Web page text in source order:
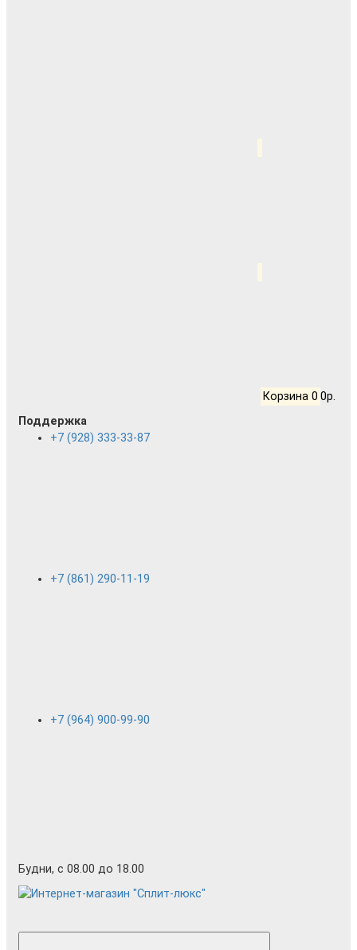
Корзина 0 0р.
Поддержка
+7 (928) 333-33-87
+7 (861) 290-11-19
+7 (964) 900-99-90
Будни, с 08.00 до 18.00